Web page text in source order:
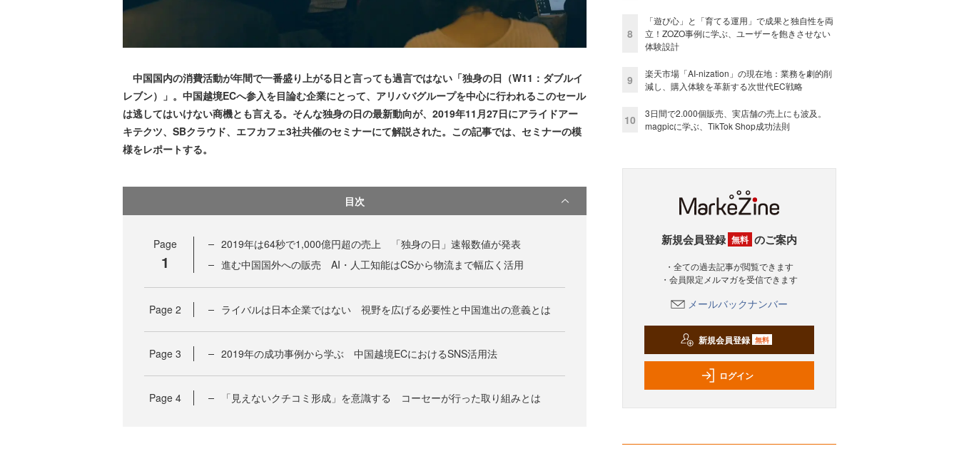
中国国内の消費活動が年間で一番盛り上がる日と言っても過言ではない「独身の日（W11：ダブルイ
レブン）」。中国越境ECへ参入を目論む企業にとって、アリババグループを中心に行われるこのセール
は逃してはいけない商機とも言える。そんな独身の日の最新動向が、2019年11月27日にアライドアー
キテクツ、SBクラウド、エフカフェ3社共催のセミナーにて解説された。この記事では、セミナーの模
様をレポートする。
目次
Page
1
2019年は64秒で1,000億円超の売上 「独身の日」速報数値が発表
進む中国国外への販売 AI・人工知能はCSから物流まで幅広く活用
Page 2 ライバルは日本企業ではない 視野を広げる必要性と中国進出の意義とは
Page 3 2019年の成功事例から学ぶ 中国越境ECにおけるSNS活用法
Page 4 「見えないクチコミ形成」を意識する コーセーが行った取り組みとは
8
「遊び心」と「育てる運用」で成果と独自性を両
立！ZOZO事例に学ぶ、ユーザーを飽きさせない
体験設計
9
楽天市場「AI-nization」の現在地：業務を劇的削
減し、購入体験を革新する次世代EC戦略
10
3日間で2.000個販売、実店舗の売上にも波及。
magpicに学ぶ、TikTok Shop成功法則
新規会員登録 無料 のご案内
・全ての過去記事が閲覧できます
・会員限定メルマガを受信できます
メールバックナンバー
新規会員登録 無料
ログイン